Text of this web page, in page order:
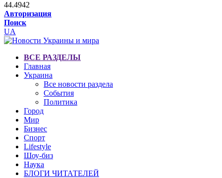
44.4942
Авторизация
Поиск
UA
ВСЕ РАЗДЕЛЫ
Главная
Украина
Все новости раздела
События
Политика
Город
Мир
Бизнес
Спорт
Lifestyle
Шоу-биз
Наука
БЛОГИ ЧИТАТЕЛЕЙ